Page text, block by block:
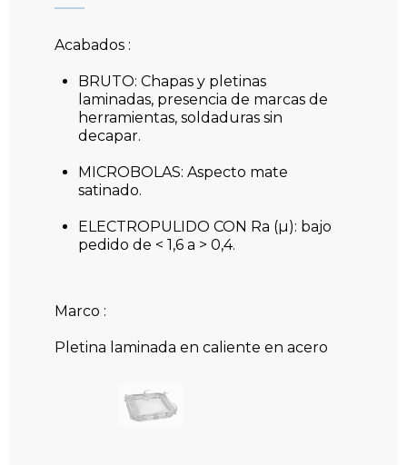
Acabados :
BRUTO: Chapas y pletinas
laminadas, presencia de marcas de
herramientas, soldaduras sin
decapar.
MICROBOLAS: Aspecto mate
satinado.
ELECTROPULIDO CON Ra (µ): bajo
pedido de < 1,6 a > 0,4.
Marco :
Pletina laminada en caliente en acero
tolerancia de +/- 2 mm.
Acabado estándar: pulido de grano 50.